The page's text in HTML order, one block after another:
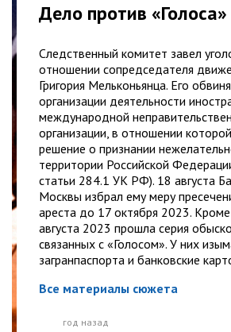
Дело против «Голоса»
Следственный комитет завел
отношении сопредседателя
Григория Мельконьянца. Его
организации деятельности
международной
организации, в отношении
решение о признании
территории Российской
статьи 284.1 УК РФ). 18 августа
Москвы избрал ему меру
ареста до 17 октября 2023.
августа 2023 прошла серия
связанных с «Голосом». У них
загранпаспорта и банковские
Все материалы сюжета
год назад